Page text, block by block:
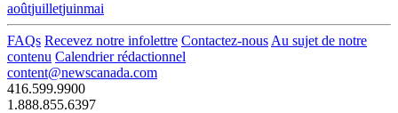
aoûtjuilletjuinmai
FAQs Recevez notre infolettre Contactez-nous Au sujet de notre
contenu Calendrier rédactionnel
content@newscanada.com
416.599.9900
1.888.855.6397